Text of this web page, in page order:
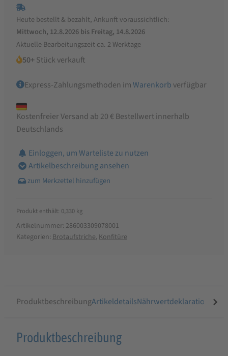
extra
330g,
wie
hausgemacht!
mit
Frucht
Heute bestellt & bezahlt, Ankunft voraussichtlich:
Mittwoch, 12.8.2026 bis Freitag, 14.8.2026
Aktuelle Bearbeitungszeit ca. 2 Werktage
50+Stück verkauft
Express-Zahlungsmethoden imWarenkorb verfügbar
Kostenfreier Versand ab 20 € Bestellwert innerhalb
Deutschlands
Einloggen, um Warteliste zu nutzen
Artikelbeschreibung ansehen
Produkt enthält: 0,330 kg
Artikelnummer: 286003309078001
Kategorien: Brotaufstriche, Konfitüre
ProduktbeschreibungArtikeldetailsNährwertdeklaration
Produktbeschreibung
Produktbeschreibung